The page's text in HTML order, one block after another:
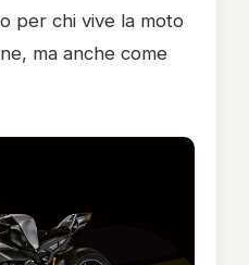
per chi vive la moto
ma anche come